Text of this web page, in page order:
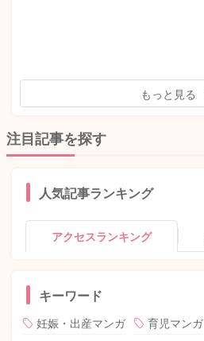
もっと見る
注目記事を探す
人気記事ランキング
アクセスランキング
キーワード
妊娠・出産マンガ 育児マンガ